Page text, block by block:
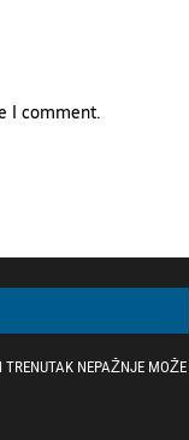
I comment.
NEPAŽNJE MOŽE